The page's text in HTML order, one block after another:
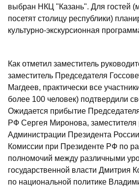
выбран НКЦ "Казань". Для гостей
посетят столицу республики)
культурно-экскурсионная
Как отметил заместитель
заместитель Председателя
Магдеев, практически все
более 100 человек) подтвердили
Ожидается прибытие
РФ Сергея Миронова, заместителя
Администрации Президента
Комиссии при Президенте РФ по
полномочий между различными
государственной власти Дмитрия
по национальной политике